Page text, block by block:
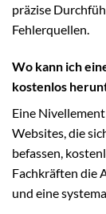
präzise
Fehlerquellen.
Wo kann ich
kostenlos
Eine
Websites, die
befassen,
Fachkräften die
und eine